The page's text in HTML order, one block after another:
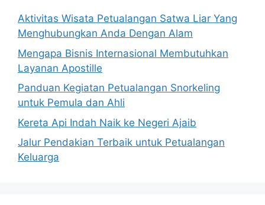
Aktivitas Wisata Petualangan Satwa Liar Yang
Menghubungkan Anda Dengan Alam
Mengapa Bisnis Internasional Membutuhkan
Layanan Apostille
Panduan Kegiatan Petualangan Snorkeling
untuk Pemula dan Ahli
Kereta Api Indah Naik ke Negeri Ajaib
Jalur Pendakian Terbaik untuk Petualangan
Keluarga